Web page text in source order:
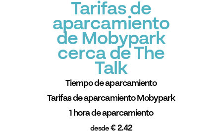
Tarifas de
aparcamiento
de Mobypark
cerca de The
Talk
Tiempo de aparcamiento
Tarifas de aparcamiento Mobypark
1 hora de aparcamiento
desde € 2.42